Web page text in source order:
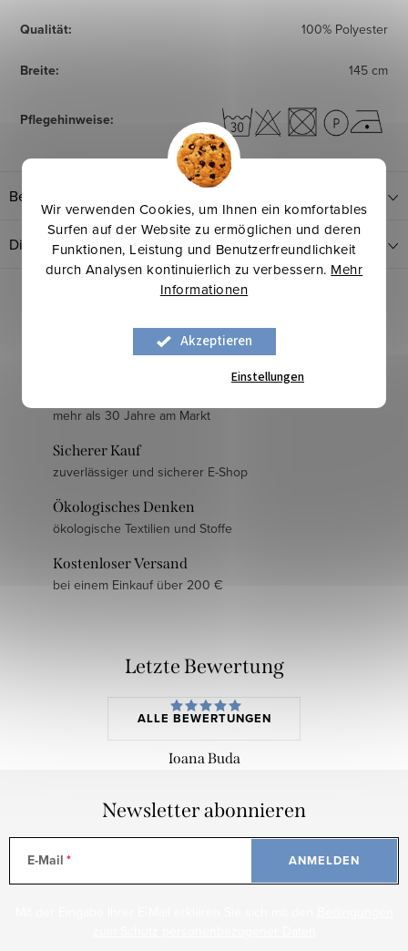
Wir verwenden Cookies, um Ihnen ein komfortables
Surfen auf der Website zu ermöglichen und deren
Funktionen, Leistung und Benutzerfreundlichkeit
durch Analysen kontinuierlich zu verbessern. Mehr
Informationen
Akzeptieren
Einstellungen
Qualität: 100% Polyester
Breite: 145 cm
Pflegehinweise:
Bewertung
Diskussion
mehr als 30 Jahre am Markt
Sicherer Kauf
zuverlässiger und sicherer E-Shop
Ökologisches Denken
ökologische Textilien und Stoffe
Kostenloser Versand
bei einem Einkauf über 200 €
Letzte Bewertung
ALLE BEWERTUNGEN
Ioana Buda
Newsletter abonnieren
E-Mail ANMELDEN